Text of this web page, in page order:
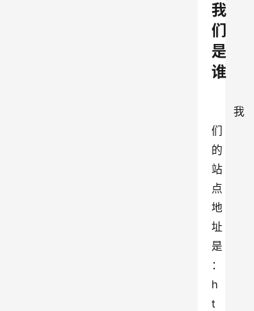
我
们
是
谁
我
们
的
站
点
地
址
是
：
h
t